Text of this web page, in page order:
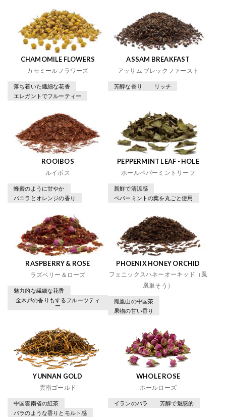
CHAMOMILE FLOWERS
カモミールフラワーズ
落ち着いた繊細な花香
エレガントでフルーティー
ASSAM BREAKFAST
アッサム ブレックファースト
芳醇な香り リッチ
ROOIBOS
ルイボス
蜂蜜のように甘やか
バニラとオレンジの香り
PEPPERMINT LEAF - HOLE
ホールペパーミントリーフ
新鮮で清涼感
ペパーミントの葉を丸ごと使用
RASPBERRY & ROSE
ラズベリー＆ローズ
魅力的な繊細な花香
金木犀の香りもするフルーツティ
ー
PHOENIX HONEY ORCHID
フェニックスハネーオーキッド（鳳
凰単そう）
鳳凰山の中国茶
果物の甘い香り
YUNNAN GOLD
雲南ゴールド
中国雲南省の紅茶
バラのような香りとモルト感
WHOLE ROSE
ホールローズ
イランのバラ 芳醇で魅惑的